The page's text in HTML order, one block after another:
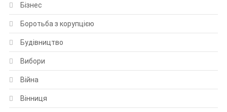
Бізнес
Боротьба з корупцією
Будівництво
Вибори
Війна
Вінниця